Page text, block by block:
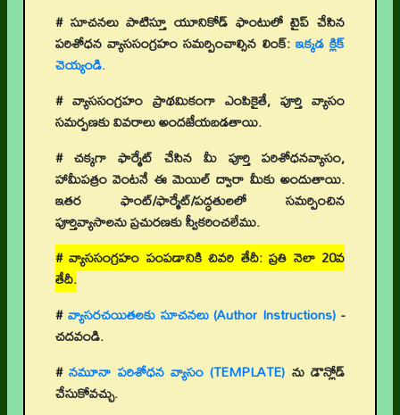
# సూచనలు పాటిస్తూ యూనికోడ్ ఫాంటులో టైప్ చేసిన
పరిశోధన వ్యాససంగ్రహం సమర్పించాల్సిన లింక్: ఇక్కడ క్లిక్
చెయ్యండి.
# వ్యాససంగ్రహం ప్రాథమికంగా ఎంపికైతే, పూర్తి వ్యాసం
సమర్పణకు వివరాలు అందజేయబడతాయి.
# చక్కగా ఫార్మేట్ చేసిన మీ పూర్తి పరిశోధనవ్యాసం,
హామీపత్రం వెంటనే ఈ మెయిల్ ద్వారా మీకు అందుతాయి.
ఇతర ఫాంట్/ఫార్మేట్/పద్ధతులలో సమర్పించిన
పూర్తివ్యాసాలను ప్రచురణకు స్వీకరించలేము.
# వ్యాససంగ్రహం పంపడానికి చివరి తేదీ: ప్రతి నెలా 20వ
తేదీ.
#వ్యాసరచయితలకు సూచనలు (Author Instructions) -
చదవండి.
#నమూనా పరిశోధన వ్యాసం (TEMPLATE) ను డౌన్లోడ్
చేసుకోవచ్చు.